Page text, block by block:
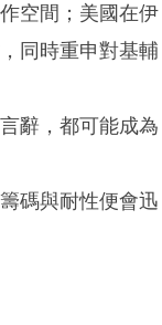
空間；美國在伊
同時重申對基輔
辭，都可能成為
碼與耐性便會迅